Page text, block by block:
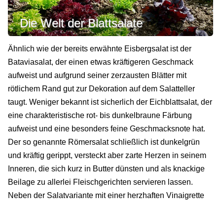
Die Welt der Blattsalate
Ähnlich wie der bereits erwähnte Eisbergsalat ist der
Bataviasalat, der einen etwas kräftigeren Geschmack
aufweist und aufgrund seiner zerzausten Blätter mit
rötlichem Rand gut zur Dekoration auf dem Salatteller
taugt. Weniger bekannt ist sicherlich der Eichblattsalat, der
eine charakteristische rot- bis dunkelbraune Färbung
aufweist und eine besonders feine Geschmacksnote hat.
Der so genannte Römersalat schließlich ist dunkelgrün
und kräftig gerippt, versteckt aber zarte Herzen in seinem
Inneren, die sich kurz in Butter dünsten und als knackige
Beilage zu allerlei Fleischgerichten servieren lassen.
Neben der Salatvariante mit einer herzhaften Vinaigrette